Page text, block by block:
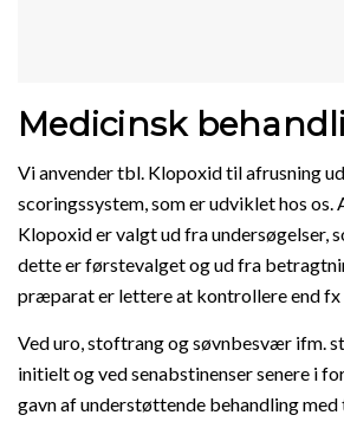
Medicinsk
Vi anvender tbl. Klopoxid til afrusning
scoringssystem, som er udviklet hos os.
Klopoxid er valgt ud fra undersøgelser,
dette er førstevalget og ud fra
præparat er lettere at kontrollere end fx
Ved uro, stoftrang og søvnbesvær ifm.
initielt og ved senabstinenser senere i
gavn af understøttende behandling